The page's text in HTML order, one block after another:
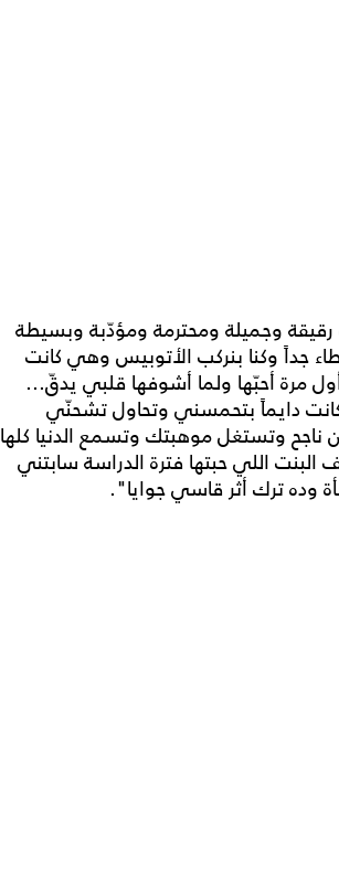
وجميلة ومحترمة ومؤدّبة وبسيطة
جداً وكنا بنركب الأتوبيس وهي كانت
مرة أحبّها ولما أشوفها قلبي يدقّ...
دايماً بتحمسني وتحاول تشحنّي
ناجح وتستغل موهبتك وتسمع الدنيا كلها
اللي حبتها فترة الدراسة سابتني
وده ترك أثر قاسي جوايا".